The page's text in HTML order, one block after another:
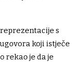
s
koji istječe
rekao je da je